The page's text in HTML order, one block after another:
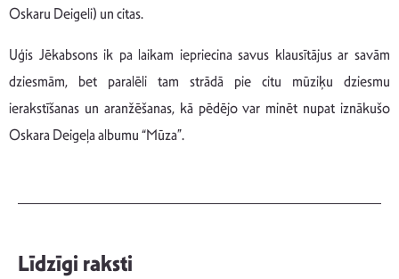
Oskaru Deigeli) un citas.
Uģis Jēkabsons ik pa laikam iepriecina savus klausītājus ar savām
dziesmām, bet paralēli tam strādā pie citu mūziķu dziesmu
ierakstīšanas un aranžēšanas, kā pēdējo var minēt nupat iznākušo
Oskara Deigeļa albumu “Mūza”.
Līdzīgi raksti